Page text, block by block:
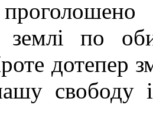
землі по
дотепер
свободу